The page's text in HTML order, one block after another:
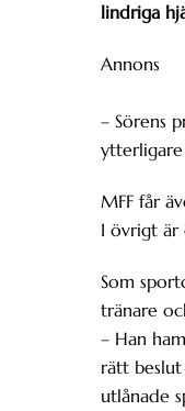
lindriga
Annons
– Sörens
ytterligare
MFF får
I övrigt är
Som
tränare
– Han
rätt
utlånade